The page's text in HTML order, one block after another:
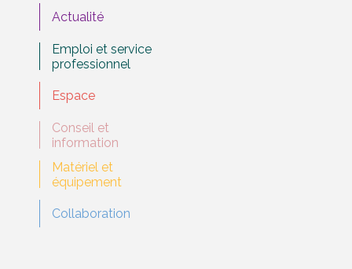
Actualité
Emploi et service
professionnel
Espace
Conseil et
information
Matériel et
équipement
Collaboration